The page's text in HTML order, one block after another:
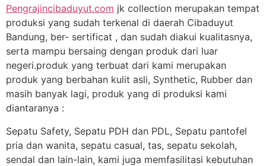
Pengrajincibaduyut.com jk collection merupakan tempat
produksi yang sudah terkenal di daerah Cibaduyut
Bandung, ber- sertificat , dan sudah diakui kualitasnya,
serta mampu bersaing dengan produk dari luar
negeri.produk yang terbuat dari kami merupakan
produk yang berbahan kulit asli, Synthetic, Rubber dan
masih banyak lagi, produk yang di produksi kami
diantaranya :
Sepatu Safety, Sepatu PDH dan PDL, Sepatu pantofel
pria dan wanita, sepatu casual, tas, sepatu sekolah,
sendal dan lain-lain, kami juga memfasilitasi kebutuhan